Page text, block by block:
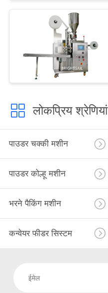
लोकप्रिय श्रेणियां
पाउडर चक्की मशीन
पाउडर कोल्हू मशीन
भरने पैकिंग मशीन
कन्वेयर फीडर सिस्टम